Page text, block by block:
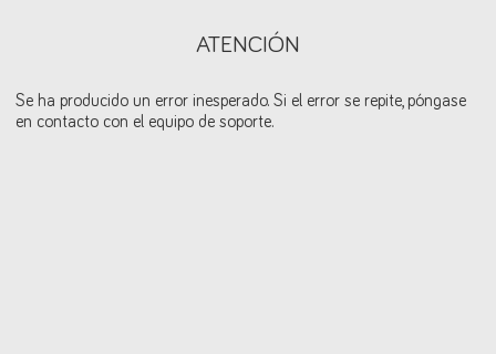
ATENCIÓN
Se ha producido un error inesperado. Si el error se repite, póngase
en contacto con el equipo de soporte.